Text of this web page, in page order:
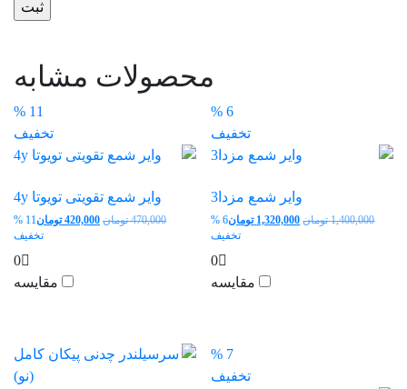
محصولات مشابه
6 %
تخفیف
وایر شمع مزدا3
1,400,000 تومان قیمت
1,320,000 تومان 6 %
تخفیفقیمت
1,320,000 تومان.0
مقایسه
11 %
تخفیف
وایر شمع تقویتی تویوتا 4y
470,000 تومان قیمت
420,000 تومان
11 %
تخفیف
0
مقایسه
7 %
تخفیف